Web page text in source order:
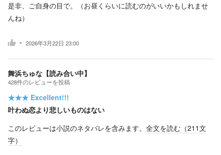
是非、ご自身の目で。（お昼くらいに読むのがいいかもしれませ
んね）
2026年3月22日 23:00
舞浜ちゅな【読み合い中】
428件のレビューを投稿
★★★ Excellent!!!
叶わぬ恋より悲しいものはない
このレビューは小説のネタバレを含みます。 全文を読む（211文
字）